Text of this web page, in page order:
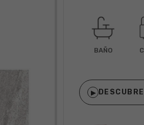
BAÑO
▶